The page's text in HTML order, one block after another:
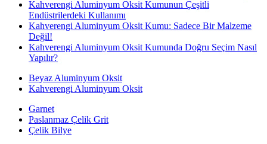
Kahverengi Aluminyum Oksit Kumunun Çeşitli
Endüstrilerdeki Kullanımı
Kahverengi Aluminyum Oksit Kumu: Sadece Bir Malzeme
Değil!
Kahverengi Aluminyum Oksit Kumunda Doğru Seçim Nasıl
Yapılır?
Beyaz Aluminyum Oksit
Kahverengi Aluminyum Oksit
Garnet
Paslanmaz Çelik Grit
Çelik Bilye